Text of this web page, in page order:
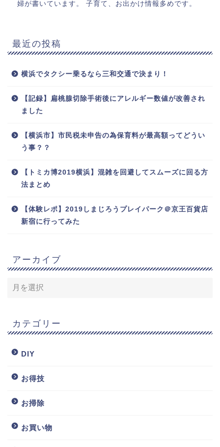
婦が書いています。 子育て、お出かけ情報多めです。
最近の投稿
横浜でタクシー乗るなら三和交通で決まり！
【記録】扁桃腺切除手術後にアレルギー数値が改善され
ました
【横浜市】市民税未申告の為保育料が最高額ってどうい
う事？？
【トミカ博2019横浜】混雑を回避してスムーズに回る方
法まとめ
【体験レポ】2019しまじろうプレイパーク＠京王百貨店
新宿に行ってみた
アーカイブ
カテゴリー
DIY
お得技
お掃除
お買い物